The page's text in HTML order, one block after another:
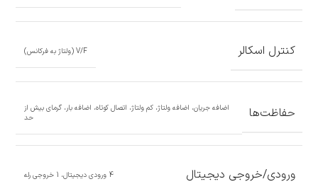
کنترل اسکالر V/F (ولتاژ به فرکانس)
حفاظت‌ها
اضافه جریان، اضافه ولتاژ، کم ولتاژ، اتصال کوتاه، اضافه بار، گرمای بیش از
حد
ورودی/خروجی دیجیتال 4 ورودی دیجیتال، 1 خروجی رله